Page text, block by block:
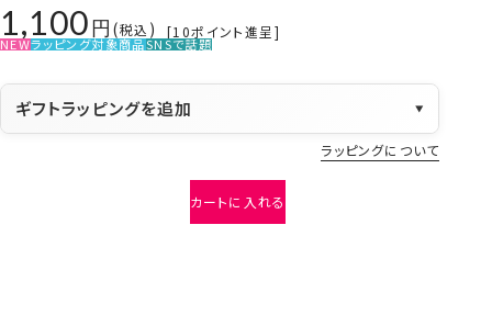
1,100 税込 [10ポイント進呈]
NEWラッピング対象商品SNSで話題
ギフトラッピングを追加 ▼
ラッピングについて
カートに入れる